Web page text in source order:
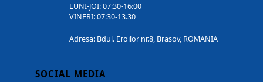
LUNI-JOI: 07:30-16:00
VINERI: 07:30-13.30
Adresa: Bdul. Eroilor nr.8, Brasov, ROMANIA
SOCIAL MEDIA